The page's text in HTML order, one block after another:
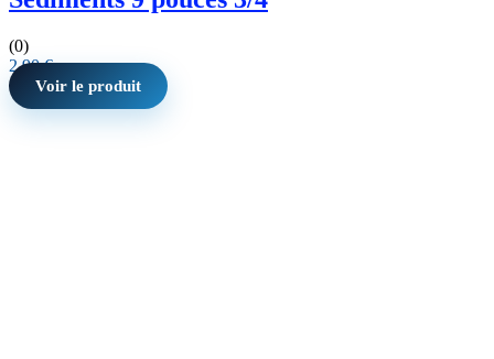
(0)
2,90€
Voir le produit